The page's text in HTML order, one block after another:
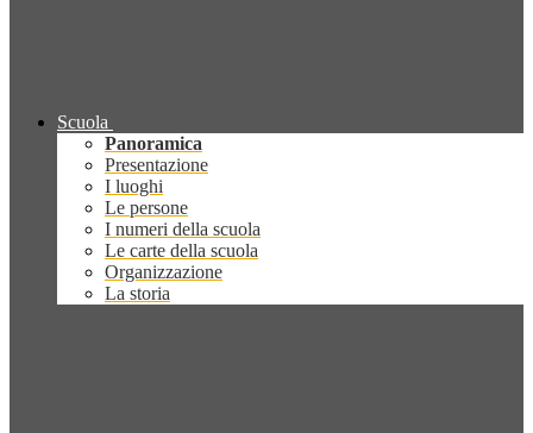
Scuola
Panoramica
Presentazione
I luoghi
Le persone
I numeri della scuola
Le carte della scuola
Organizzazione
La storia